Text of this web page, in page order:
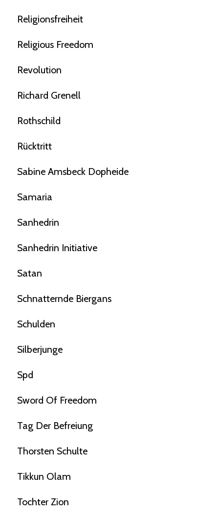
Religionsfreiheit
Religious Freedom
Revolution
Richard Grenell
Rothschild
Rücktritt
Sabine Amsbeck Dopheide
Samaria
Sanhedrin
Sanhedrin Initiative
Satan
Schnatternde Biergans
Schulden
Silberjunge
Spd
Sword Of Freedom
Tag Der Befreiung
Thorsten Schulte
Tikkun Olam
Tochter Zion